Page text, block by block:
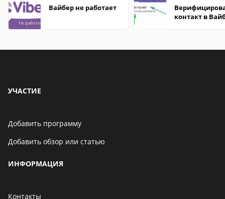
Вайбер не работает
контакт в
УЧАСТИЕ
Добавить программу
Добавить обзор или статью
ИНФОРМАЦИЯ
Контакты